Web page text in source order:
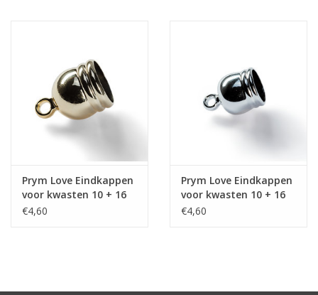
Breien en haken
Handwerk
Sale / Coupons
Prym Love Eindkappen
voor kwasten 10 + 16
mm goudkleurig
€4,60
Prym Love Eindkappen
voor kwasten 10 + 16
mm zilverkleurig
€4,60